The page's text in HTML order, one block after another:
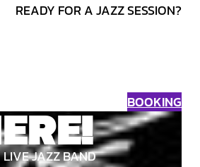
READY FOR A JAZZ SESSION?
BOOKING
LIVE JAZZ BAND